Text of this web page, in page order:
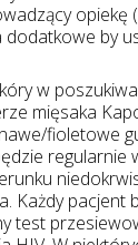
opiekę
dodatkowe by
w
mięsaka
fioletowe
regularnie
Każdy pacjent
test